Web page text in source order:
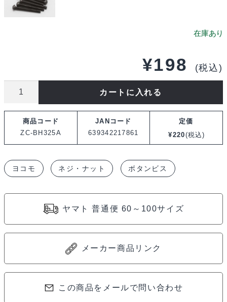
¥198 (税込)
M3x25mm
ボ
ン
ト
カートに入れる
商品コード
ZC-BH325A
JANコード
639342217861
定価
¥220(税込)
ヨコモ ネジ・ナット ボタンビス
ヤマト 普通便 60～100サイズ
メーカー商品リンク
この商品をメールで問い合わせ